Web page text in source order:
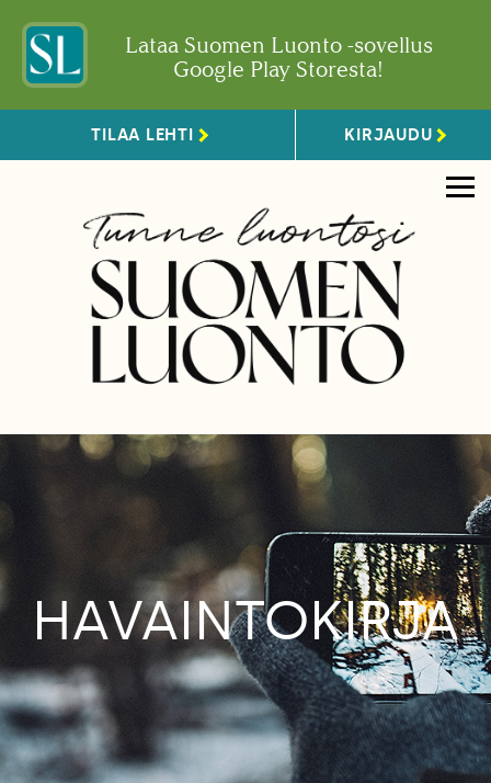
Lataa Suomen Luonto -sovellus
Google Play Storesta!
TILAA LEHTI KIRJAUDU
HAVAINTOKIRJA